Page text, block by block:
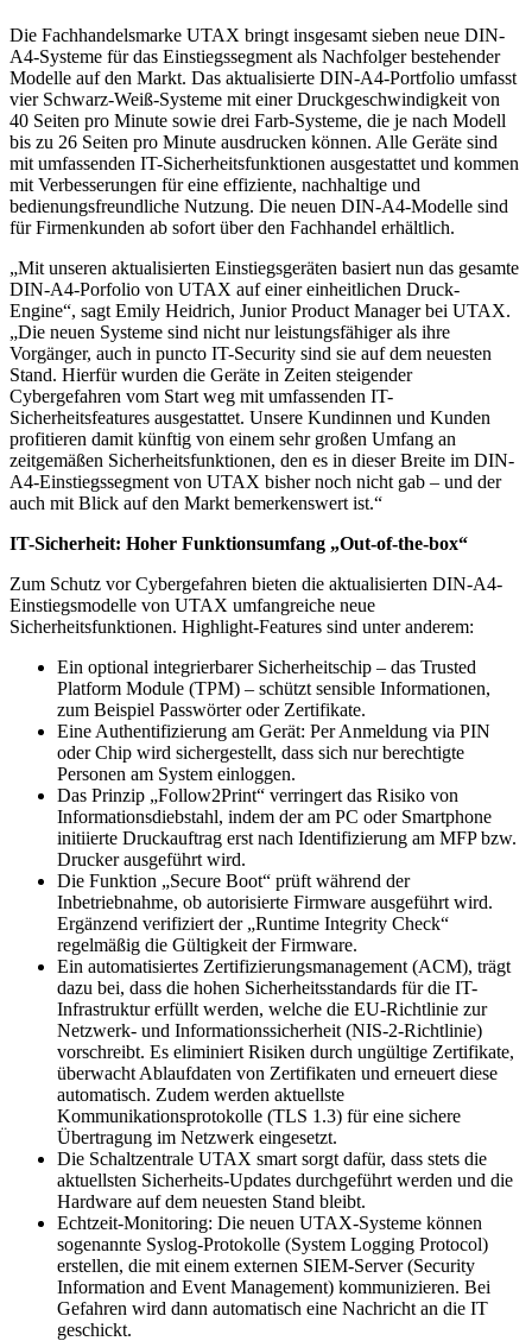
Die Fachhandelsmarke UTAX bringt insgesamt sieben neue DIN-
A4-Systeme für das Einstiegssegment als Nachfolger bestehender
Modelle auf den Markt. Das aktualisierte DIN-A4-Portfolio umfasst
vier Schwarz-Weiß-Systeme mit einer Druckgeschwindigkeit von
40 Seiten pro Minute sowie drei Farb-Systeme, die je nach Modell
bis zu 26 Seiten pro Minute ausdrucken können. Alle Geräte sind
mit umfassenden IT-Sicherheitsfunktionen ausgestattet und kommen
mit Verbesserungen für eine effiziente, nachhaltige und
bedienungsfreundliche Nutzung. Die neuen DIN-A4-Modelle sind
für Firmenkunden ab sofort über den Fachhandel erhältlich.
„Mit unseren aktualisierten Einstiegsgeräten basiert nun das gesamte
DIN-A4-Porfolio von UTAX auf einer einheitlichen Druck-
Engine“, sagt Emily Heidrich, Junior Product Manager bei UTAX.
„Die neuen Systeme sind nicht nur leistungsfähiger als ihre
Vorgänger, auch in puncto IT-Security sind sie auf dem neuesten
Stand. Hierfür wurden die Geräte in Zeiten steigender
Cybergefahren vom Start weg mit umfassenden IT-
Sicherheitsfeatures ausgestattet. Unsere Kundinnen und Kunden
profitieren damit künftig von einem sehr großen Umfang an
zeitgemäßen Sicherheitsfunktionen, den es in dieser Breite im DIN-
A4-Einstiegssegment von UTAX bisher noch nicht gab – und der
auch mit Blick auf den Markt bemerkenswert ist.“
IT-Sicherheit: Hoher Funktionsumfang „Out-of-the-box“
Zum Schutz vor Cybergefahren bieten die aktualisierten DIN-A4-
Einstiegsmodelle von UTAX umfangreiche neue
Sicherheitsfunktionen. Highlight-Features sind unter anderem:
Ein optional integrierbarer Sicherheitschip – das Trusted
Platform Module (TPM) – schützt sensible Informationen,
zum Beispiel Passwörter oder Zertifikate.
Eine Authentifizierung am Gerät: Per Anmeldung via PIN
oder Chip wird sichergestellt, dass sich nur berechtigte
Personen am System einloggen.
Das Prinzip „Follow2Print“ verringert das Risiko von
Informationsdiebstahl, indem der am PC oder Smartphone
initiierte Druckauftrag erst nach Identifizierung am MFP bzw.
Drucker ausgeführt wird.
Die Funktion „Secure Boot“ prüft während der
Inbetriebnahme, ob autorisierte Firmware ausgeführt wird.
Ergänzend verifiziert der „Runtime Integrity Check“
regelmäßig die Gültigkeit der Firmware.
Ein automatisiertes Zertifizierungsmanagement (ACM), trägt
dazu bei, dass die hohen Sicherheitsstandards für die IT-
Infrastruktur erfüllt werden, welche die EU-Richtlinie zur
Netzwerk- und Informationssicherheit (NIS-2-Richtlinie)
vorschreibt. Es eliminiert Risiken durch ungültige Zertifikate,
überwacht Ablaufdaten von Zertifikaten und erneuert diese
automatisch. Zudem werden aktuellste
Kommunikationsprotokolle (TLS 1.3) für eine sichere
Übertragung im Netzwerk eingesetzt.
Die Schaltzentrale UTAX smart sorgt dafür, dass stets die
aktuellsten Sicherheits-Updates durchgeführt werden und die
Hardware auf dem neuesten Stand bleibt.
Echtzeit-Monitoring: Die neuen UTAX-Systeme können
sogenannte Syslog-Protokolle (System Logging Protocol)
erstellen, die mit einem externen SIEM-Server (Security
Information and Event Management) kommunizieren. Bei
Gefahren wird dann automatisch eine Nachricht an die IT
geschickt.